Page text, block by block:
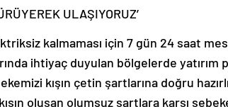
ULAŞIYORUZ’
kalmaması için 7 gün 24 saat
ihtiyaç duyulan bölgelerde yatırım
kışın çetin şartlarına doğru
oluşan olumsuz şartlara karşı